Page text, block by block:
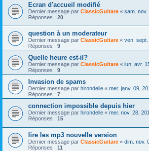
Ecran d'accueil modifié
Dernier message par ClassicGuitare « sam. nov.
Réponses : 20
question à un moderateur
Dernier message par ClassicGuitare « ven. sept.
Réponses : 9
Quelle heure est-il?
Dernier message par ClassicGuitare « lun. avr.
Réponses : 9
Invasion de spams
Dernier message par hirondelle « mer. janv. 09,
Réponses : 7
connection impossible depuis hier
Dernier message par hirondelle « mer. nov. 28,
Réponses : 15
lire les mp3 nouvelle version
Dernier message par ClassicGuitare « dim. nov.
Réponses : 11